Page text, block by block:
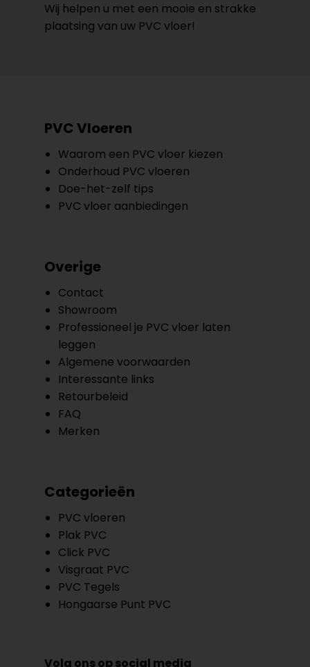
Wij helpen u met een mooie en strakke
plaatsing van uw PVC vloer!
PVC Vloeren
Waarom een PVC vloer kiezen
Onderhoud PVC vloeren
Doe-het-zelf tips
PVC vloer aanbiedingen
Overige
Contact
Showroom
Professioneel je PVC vloer laten
leggen
Algemene voorwaarden
Interessante links
Retourbeleid
FAQ
Merken
Categorieën
PVC vloeren
Plak PVC
Click PVC
Visgraat PVC
PVC Tegels
Hongaarse Punt PVC
Volg ons op social media